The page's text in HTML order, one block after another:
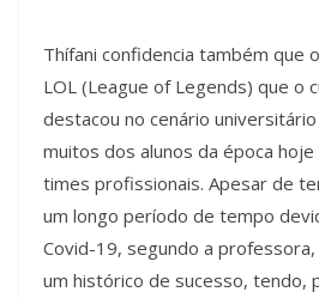
Thífani confidencia também que
LOL (League of Legends) que o
destacou no cenário universitário
muitos dos alunos da época
times profissionais. Apesar de
um longo período de tempo
Covid-19, segundo a
um histórico de sucesso, tendo,